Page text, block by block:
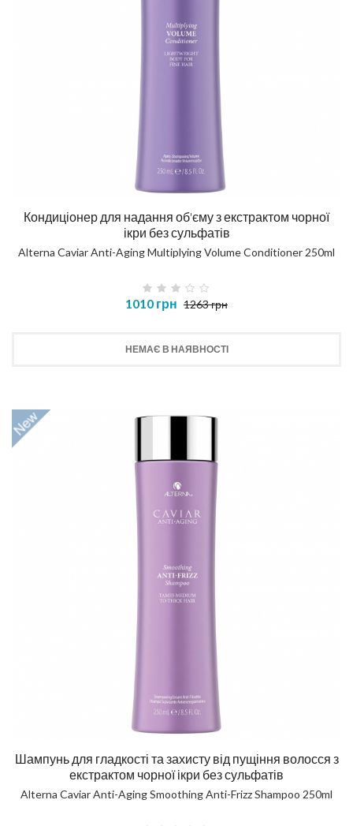
Кондиціонер для надання об'єму з екстрактом чорної
ікри без сульфатів
Alterna Caviar Anti-Aging Multiplying Volume Conditioner 250ml
1010 грн 1263 грн
НЕМАЄ В НАЯВНОСТІ
Шампунь для гладкості та захисту від пущіння волосся з
екстрактом чорної ікри без сульфатів
Alterna Caviar Anti-Aging Smoothing Anti-Frizz Shampoo 250ml